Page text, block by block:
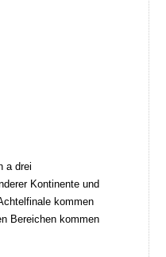
a drei
Kontinente und
kommen
Bereichen kommen